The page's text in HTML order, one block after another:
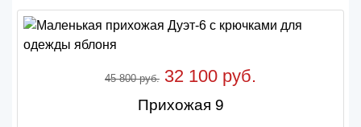
45 800 руб. 32 100 руб.
Прихожая 9